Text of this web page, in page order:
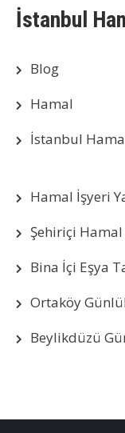
İstanbul
Blog
Hamal
İstanbul
Hamal İşyeri
Şehiriçi
Bina İçi Eşya
Ortaköy
Beylikdüzü